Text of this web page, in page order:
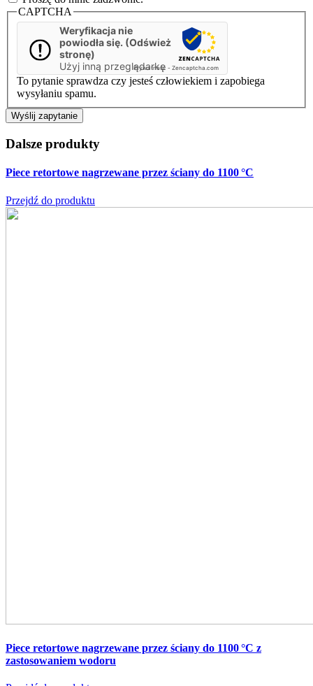
CAPTCHA
Weryfikacja nie
powiodła się. (Odśwież
stronę)
Użyj inną przeglądarkę
Prywatność - Zencaptcha.com
To pytanie sprawdza czy jesteś człowiekiem i zapobiega
wysyłaniu spamu.
Dalsze produkty
Piece retortowe nagrzewane przez ściany do 1100 °C
Przejdź do produktu
Piece retortowe nagrzewane przez ściany do 1100 °C z
zastosowaniem wodoru